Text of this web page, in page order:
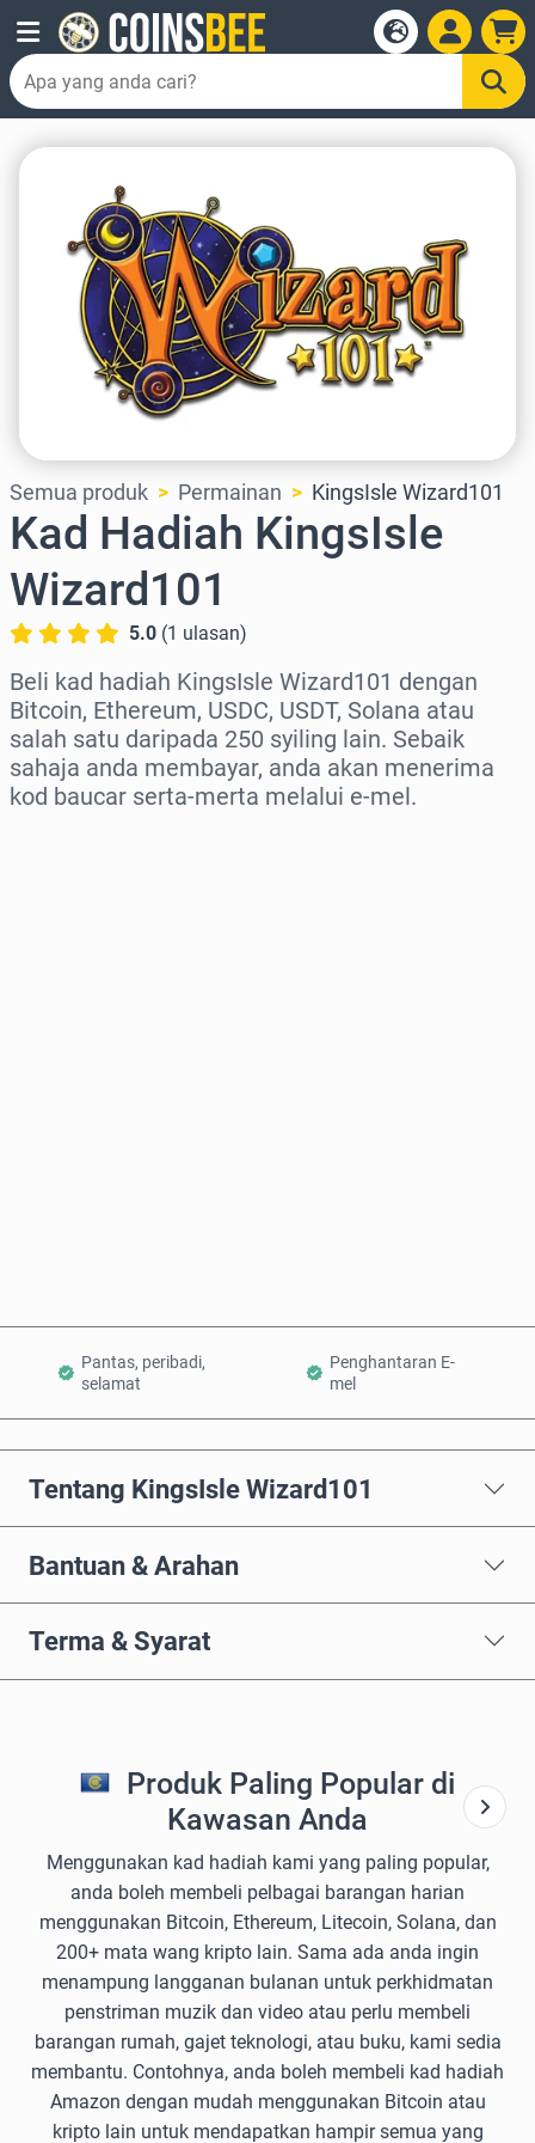
Semua produk Permainan KingsIsle Wizard101
Kad Hadiah KingsIsle
Wizard101
5.0 (1 ulasan)
Beli kad hadiah KingsIsle Wizard101 dengan
Bitcoin, Ethereum, USDC, USDT, Solana atau
salah satu daripada 250 syiling lain. Sebaik
sahaja anda membayar, anda akan menerima
kod baucar serta-merta melalui e-mel.
Pantas, peribadi,
selamat
Penghantaran E-
mel
Tentang KingsIsle Wizard101
Bantuan & Arahan
Terma & Syarat
Produk Paling Popular di
Kawasan Anda
Menggunakan kad hadiah kami yang paling popular,
anda boleh membeli pelbagai barangan harian
menggunakan Bitcoin, Ethereum, Litecoin, Solana, dan
200+ mata wang kripto lain. Sama ada anda ingin
menampung langganan bulanan untuk perkhidmatan
penstriman muzik dan video atau perlu membeli
barangan rumah, gajet teknologi, atau buku, kami sedia
membantu. Contohnya, anda boleh membeli kad hadiah
Amazon dengan mudah menggunakan Bitcoin atau
kripto lain untuk mendapatkan hampir semua yang